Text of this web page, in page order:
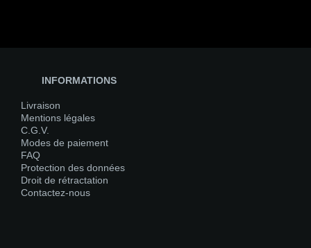
INFORMATIONS
Livraison
Mentions légales
C.G.V.
Modes de paiement
FAQ
Protection des données
Droit de rétractation
Contactez-nous